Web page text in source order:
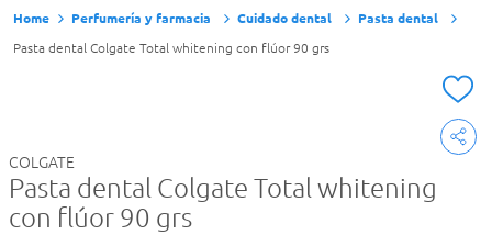
Perfumería y farmacia Cuidado dental Pasta dental
Pasta dental Colgate Total whitening con flúor 90 grs
COLGATE
Pasta dental Colgate Total whitening
con flúor 90 grs
Cerveza
Doves